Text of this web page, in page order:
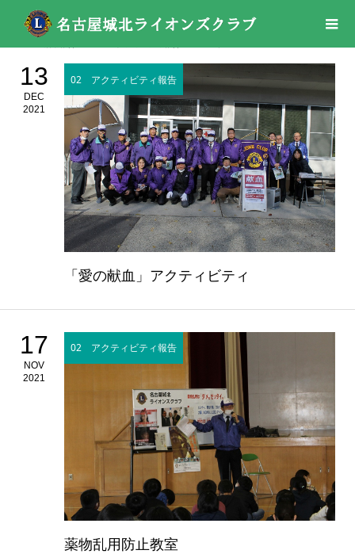
13
DEC
2021
02 アクティビティ報告
「愛の献血」アクティビティ
17
NOV
2021
02 アクティビティ報告
薬物乱用防止教室